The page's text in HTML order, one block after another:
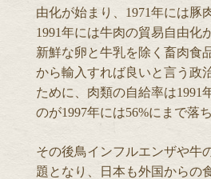
由化が始まり、1971年には豚
1991年には牛肉の貿易自由化
新鮮な卵と牛乳を除く畜肉食
から輸入すれば良いと言う政
ために、肉類の自給率は1991
のが1997年には56%にまで落
その後鳥インフルエンザや牛
題となり、日本も外国からの